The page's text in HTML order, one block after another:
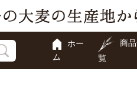
ホー
ム
商
覧